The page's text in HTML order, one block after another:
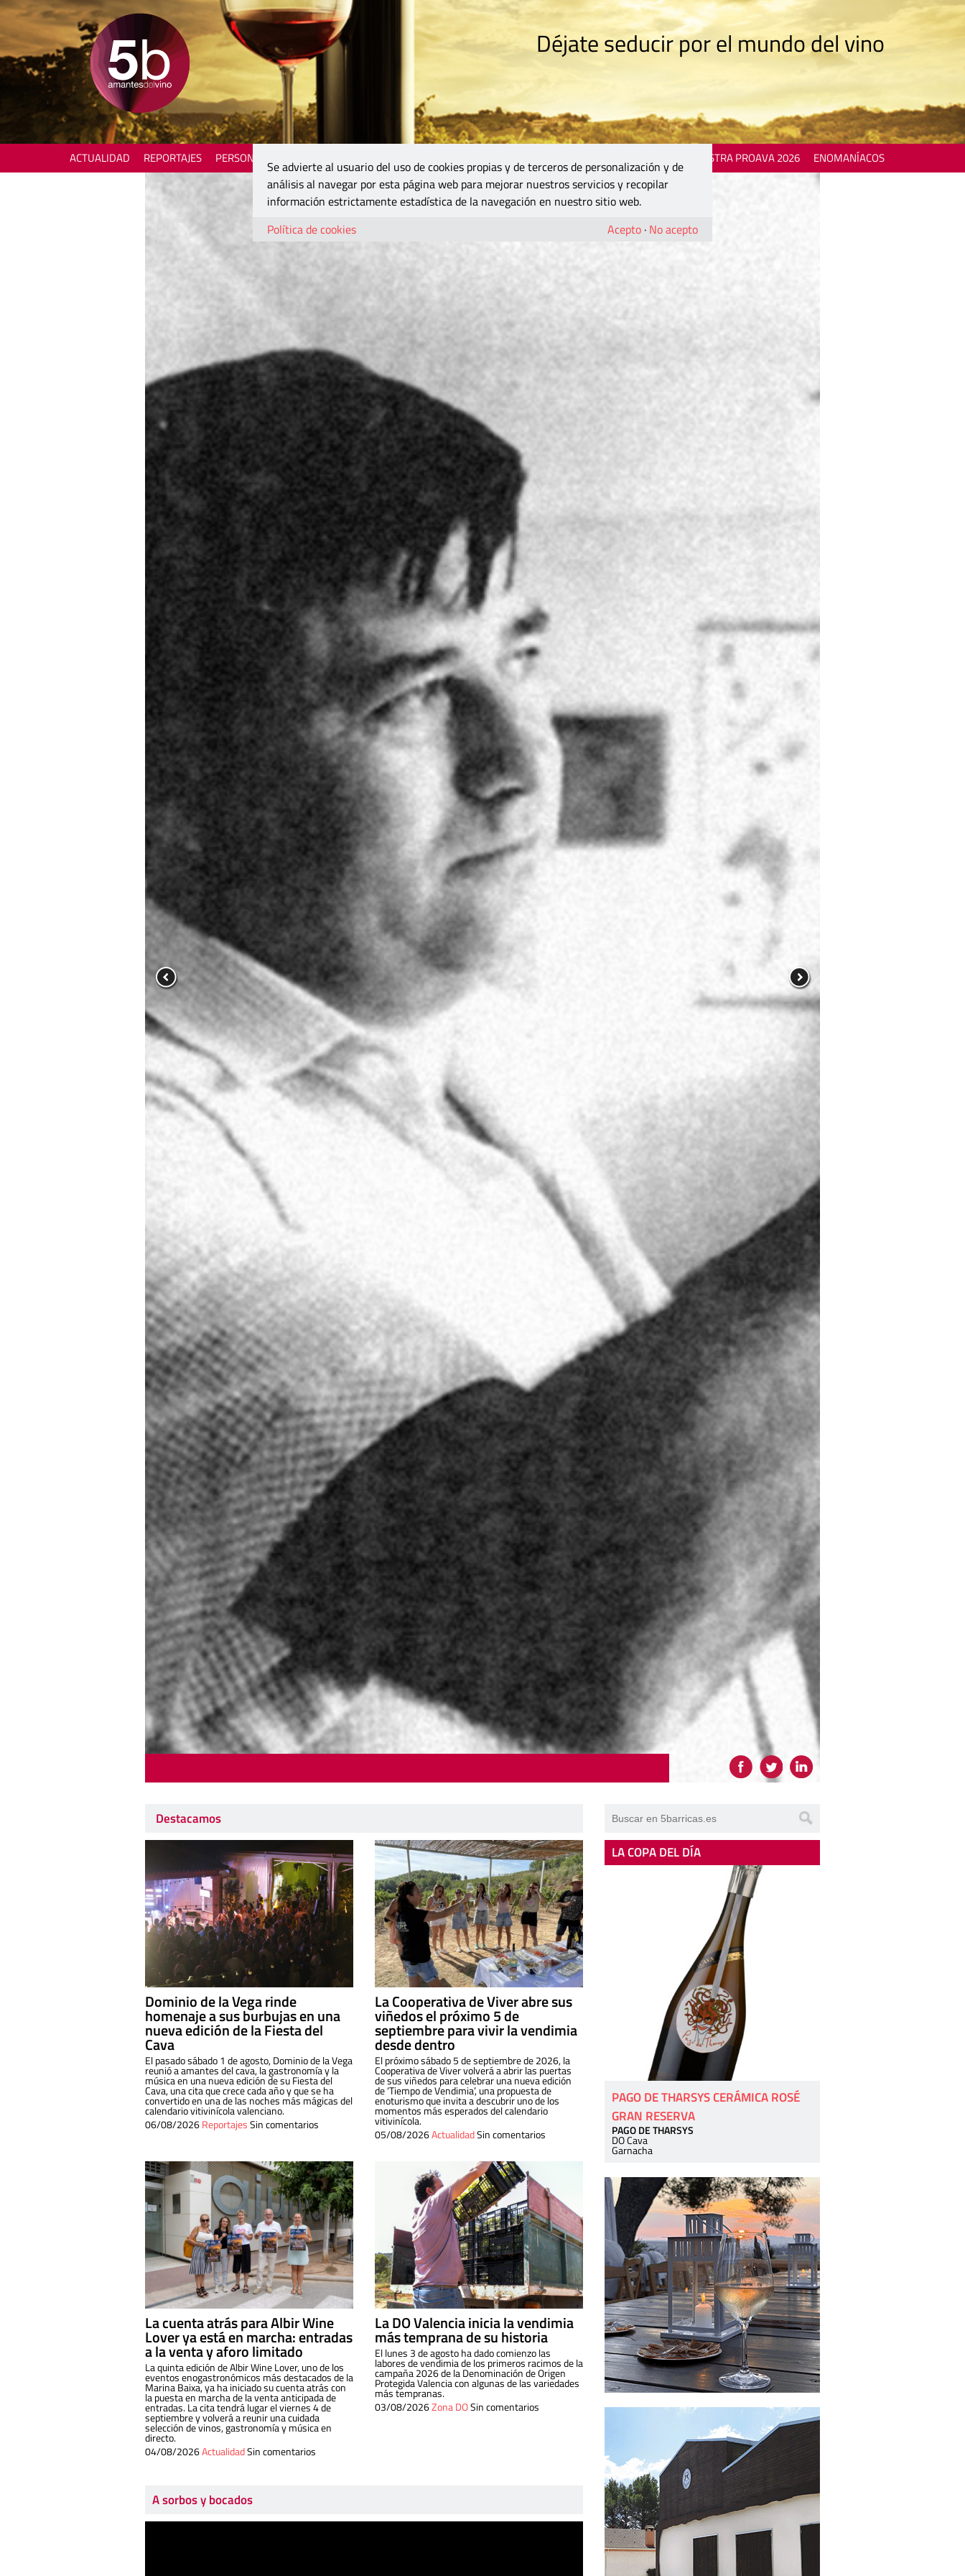
Déjate seducir por el mundo del vino
ACTUALIDAD REPORTAJES PERSONAJES MOSTRA PROAVA 2026 ENOMANÍACOS
Destacamos
Dominio de la Vega rinde
homenaje a sus burbujas en una
nueva edición de la Fiesta del
Cava
El pasado sábado 1 de agosto, Dominio de la Vega
reunió a amantes del cava, la gastronomía y la
música en una nueva edición de su Fiesta del
Cava, una cita que crece cada año y que se ha
convertido en una de las noches más mágicas del
calendario vitivinícola valenciano.
06/08/2026ReportajesSin comentarios
La Cooperativa de Viver abre sus
viñedos el próximo 5 de
septiembre para vivir la vendimia
desde dentro
El próximo sábado 5 de septiembre de 2026, la
Cooperativa de Viver volverá a abrir las puertas
de sus viñedos para celebrar una nueva edición
de ‘Tiempo de Vendimia’, una propuesta de
enoturismo que invita a descubrir uno de los
momentos más esperados del calendario
vitivinícola.
05/08/2026ActualidadSin comentarios
La cuenta atrás para Albir Wine
Lover ya está en marcha: entradas
a la venta y aforo limitado
La quinta edición de Albir Wine Lover, uno de los
eventos enogastronómicos más destacados de la
Marina Baixa, ya ha iniciado su cuenta atrás con
la puesta en marcha de la venta anticipada de
entradas. La cita tendrá lugar el viernes 4 de
septiembre y volverá a reunir una cuidada
selección de vinos, gastronomía y música en
directo.
04/08/2026ActualidadSin comentarios
La DO Valencia inicia la vendimia
más temprana de su historia
El lunes 3 de agosto ha dado comienzo las
labores de vendimia de los primeros racimos de la
campaña 2026 de la Denominación de Origen
Protegida Valencia con algunas de las variedades
más tempranas.
03/08/2026Zona DOSin comentarios
A sorbos y bocados
LA COPA DEL DÍA
PAGO DE THARSYS CERÁMICA ROSÉ
GRAN RESERVA
PAGO DE THARSYS
DO Cava
Garnacha
Se advierte al usuario del uso de cookies propias y de terceros de personalización y de
análisis al navegar por esta página web para mejorar nuestros servicios y recopilar
información estrictamente estadística de la navegación en nuestro sitio web.
Política de cookies
Acepto · No acepto